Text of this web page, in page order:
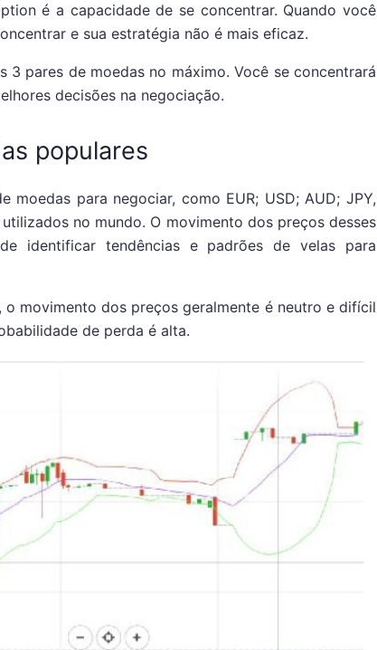
é a capacidade de se concentrar. Quando você
e sua estratégia não é mais eficaz.
3 pares de moedas no máximo. Você se concentrará
decisões na negociação.
populares
moedas para negociar, como EUR; USD; AUD; JPY,
no mundo. O movimento dos preços desses
identificar tendências e padrões de velas para
o movimento dos preços geralmente é neutro e difícil
de perda é alta.